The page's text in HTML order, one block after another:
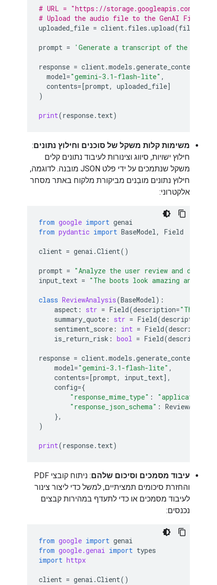
# URL = "https://storage.googleapis.com/
# Upload the audio file to the GenAI File API
uploaded_file = client. files .upload(file
prompt = 'Generate a transcript of the
response = client.models .generate_content
model="gemini-3.1-flash-lite" ,
contents=[prompt, uploaded_file]
)
print(response. text)
משימות קלות משקל של סוכנים וחילוץ נתונים:
חילוץ ישויות, סיווג וצינורות לעיבוד נתונים קלים
משקל שנתמכים על ידי פלט JSON מובנה. לדוגמה,
חילוץ נתונים מובְנים מביקורת מלקוח באתר מסחר
אלקטרוני:
from google import genai
from pydantic import BaseModel, Field
client = genai .Client()
prompt = "Analyze the user review and
input_text = "The boots look amazing and
class ReviewAnalysis(BaseModel):
aspect : str = Field(description="The
summary_quote : str = Field(description
sentiment_score : int = Field(description
is_return_risk : bool = Field(description
response = client.models .generate_content
model="gemini-3.1-flash-lite" ,
contents=[prompt, input_text],
config={
"response_mime_type" :
"application/
"response_json_schema" :
},
)
print(response. text)
עיבוד מסמכים וסיכום שלהם
: ניתוח קובצי PDF
והחזרת סיכומים תמציתיים, למשל כדי ליצור צינור
לעיבוד מסמכים או כדי לתעדף במהירות קבצים
נכנסים:
from google import genai
from google.genai import types
import httpx
client = genai .Client()